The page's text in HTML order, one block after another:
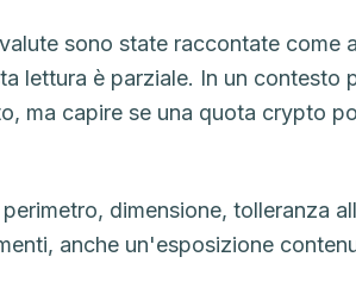
sono state raccontate come
lettura è parziale. In un contesto
ma capire se una quota crypto
dimensione, tolleranza
anche un'esposizione